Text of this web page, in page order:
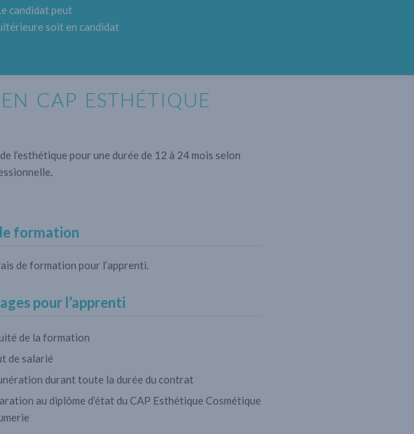
candidat peut
soit en candidat
EN CAP ESTHÉTIQUE
l’esthétique pour une durée de 12 à 24 mois selon
formation
de formation pour l’apprenti.
pour l’apprenti
de la formation
de salarié
durant toute la durée du contrat
au diplôme d’état du CAP Esthétique Cosmétique